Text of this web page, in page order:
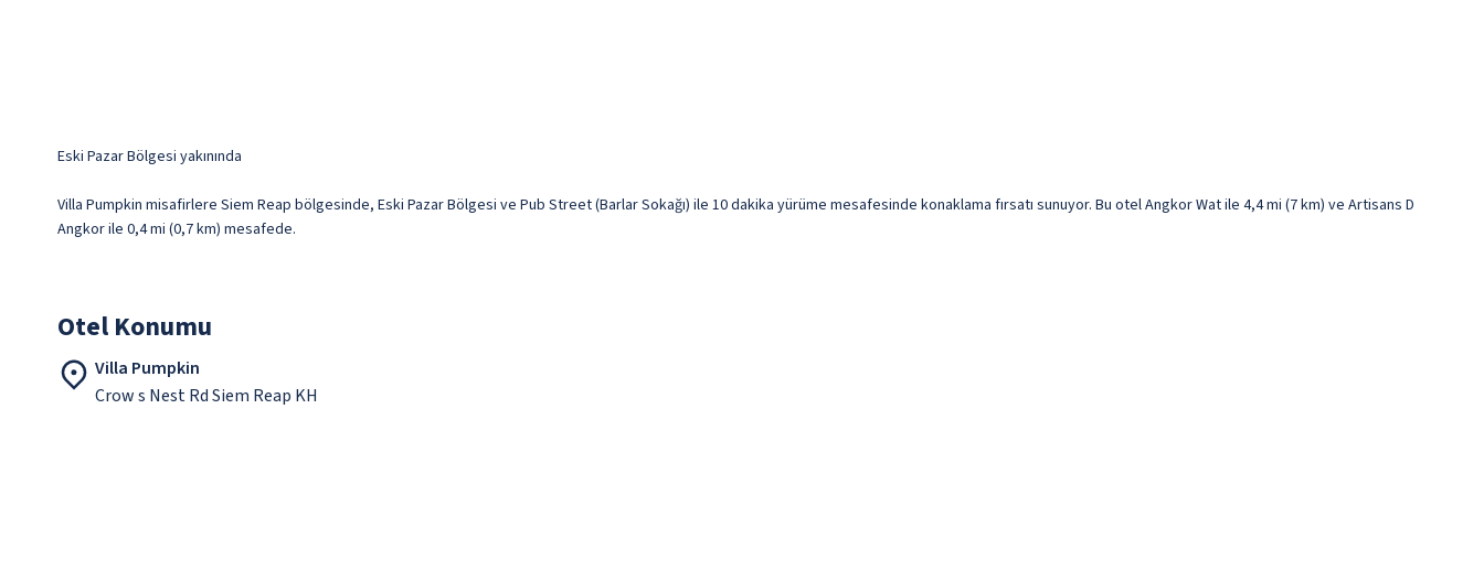
Eski Pazar Bölgesi yakınında
Villa Pumpkin misafirlere Siem Reap bölgesinde, Eski Pazar Bölgesi ve Pub Street (Barlar Sokağı) ile 10 dakika yürüme mesafesinde konaklama fırsatı sunuyor. Bu otel Angkor Wat ile 4,4 mi (7 km) ve Artisans D
Angkor ile 0,4 mi (0,7 km) mesafede.
Otel Konumu
Villa Pumpkin
Crow s Nest Rd Siem Reap KH